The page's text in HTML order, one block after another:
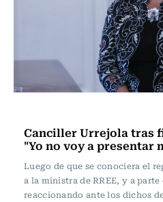
Canciller Urrejola tras
"Yo no voy a presentar
Luego de que se conociera el
a la ministra de RREE, y a
reaccionando ante los dichos